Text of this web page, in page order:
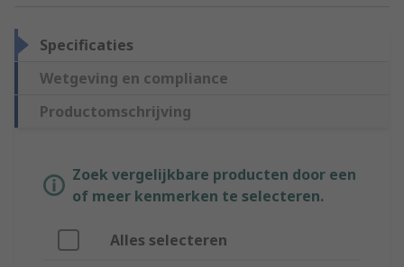
Specificaties
Wetgeving en compliance
Productomschrijving
Zoek vergelijkbare producten door een
of meer kenmerken te selecteren.
Alles selecteren